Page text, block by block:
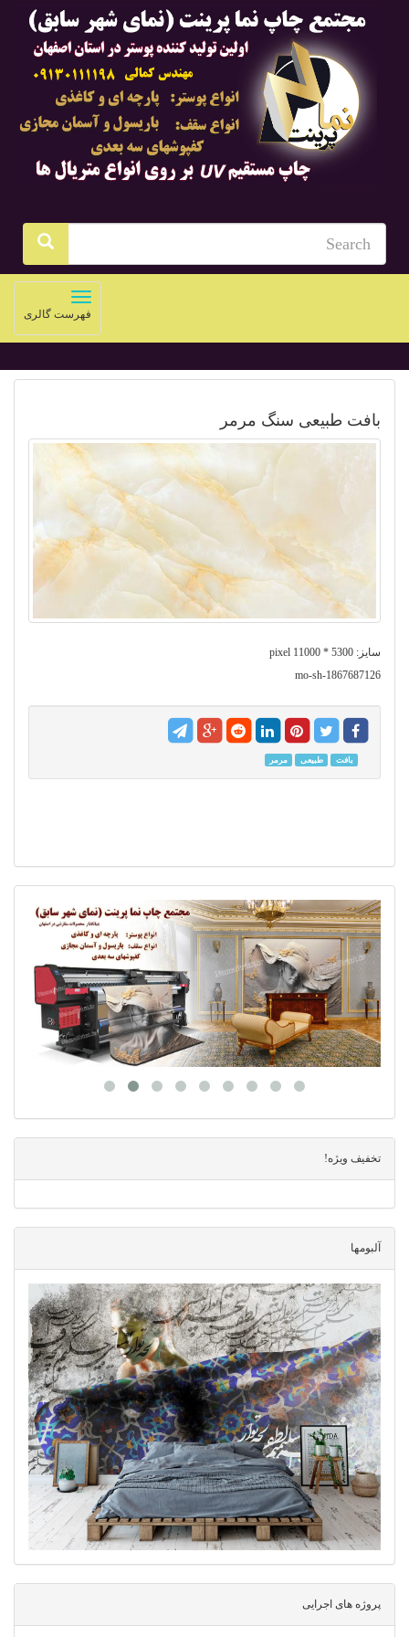
navigation
فهرست گالری
بافت طبیعی سنگ مرمر
سایز: 5300 * 11000 pixel
mo-sh-1867687126
بافت طبیعی مرمر
تخفیف ویژه!
آلبومها
پروژه های اجرایی